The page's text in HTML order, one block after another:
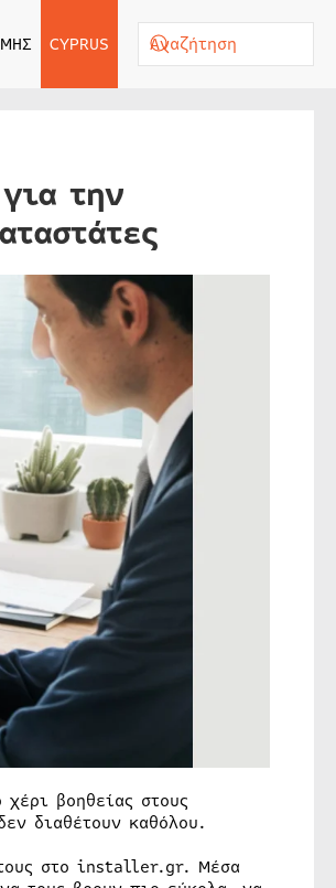
CYPRUS
την
βοηθείας στους
διαθέτουν καθόλου.
τους στο installer.gr. Μέσα